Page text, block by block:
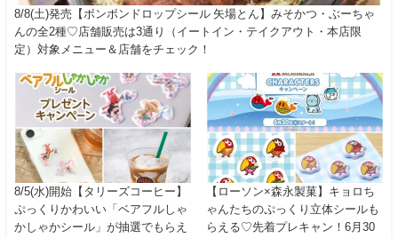
8/8(土)発売【ボンボンドロップシール 矢場とん】みそかつ・ぶーちゃ
んの全2種♡店舗販売は3通り（イートイン・テイクアウト・本店限
定）対象メニュー＆店舗をチェック！
8/5(水)開始【タリーズコーヒー】
ぷっくりかわいい「ベアフルしゃ
かしゃかシール」が抽選でもらえ
【ローソン×森永製菓】キョロち
ゃんたちのぷっくり立体シールも
らえる♡先着プレキャン！6月30